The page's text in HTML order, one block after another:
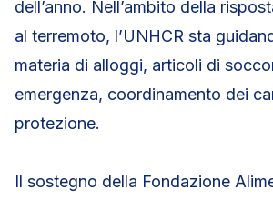
dell’anno. Nell’ambito della
al terremoto, l’UNHCR sta
materia di alloggi, articoli di
emergenza, coordinamento dei
protezione.
Il sostegno della Fondazione